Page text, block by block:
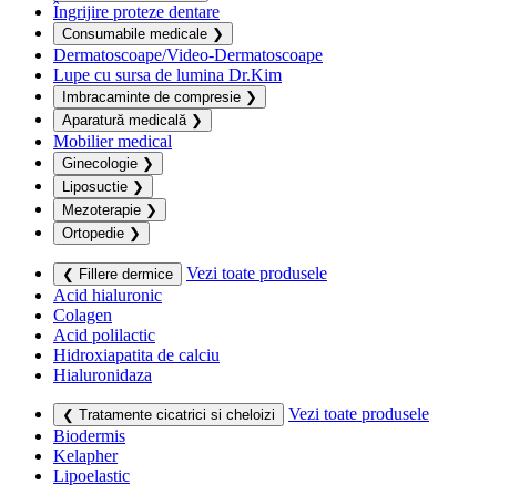
Îngrijire proteze dentare
Consumabile medicale ❯
Dermatoscoape/Video-Dermatoscoape
Lupe cu sursa de lumina Dr.Kim
Imbracaminte de compresie ❯
Aparatură medicală ❯
Mobilier medical
Ginecologie ❯
Liposuctie ❯
Mezoterapie ❯
Ortopedie ❯
❮ Fillere dermice
Vezi toate produsele
Acid hialuronic
Colagen
Acid polilactic
Hidroxiapatita de calciu
Hialuronidaza
❮ Tratamente cicatrici si cheloizi
Vezi toate produsele
Biodermis
Kelapher
Lipoelastic